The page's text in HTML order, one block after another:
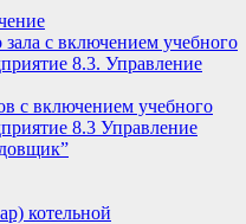
зала с включением учебного
8.3. Управление
с включением учебного
8.3 Управление
котельной